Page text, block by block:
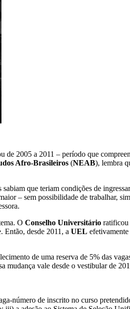
2005 a 2011 – período que
Afro-Brasileiros (NEAB), lembra
que teriam condições de
– sem possibilidade de trabalhar,
O Conselho Universitário ratificou
Então, desde 2011, a UEL efetivamente
de uma reserva de 5% das
vale desde o vestibular de
número de inscrito no curso